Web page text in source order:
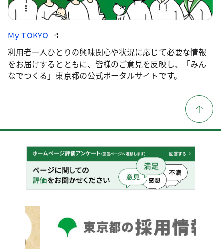
My TOKYO
利用者一人ひとりの興味関心や状況に応じて必要な情報
をお届けするとともに、皆様のご意見を反映し、「みん
なでつくる」東京都の公式ポータルサイトです。